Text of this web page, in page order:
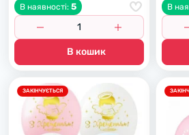
В наявності: 5
В кошик
В
ЗАКІНЧУЄТЬСЯ